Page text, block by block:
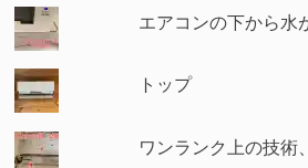
エアコンの下から水
トップ
ワンランク上の技術